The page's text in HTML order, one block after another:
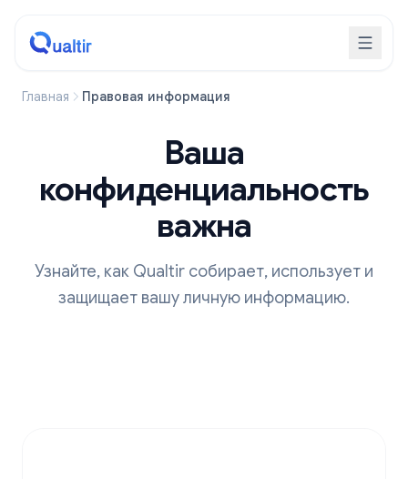
Главная Правовая информация
Ваша
конфиденциальность
важна
Узнайте, как Qualtir собирает, использует и
защищает вашу личную информацию.